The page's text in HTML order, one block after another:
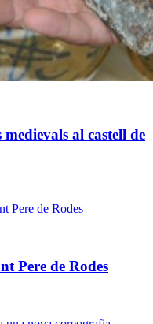
al castell de
Pere de Rodes